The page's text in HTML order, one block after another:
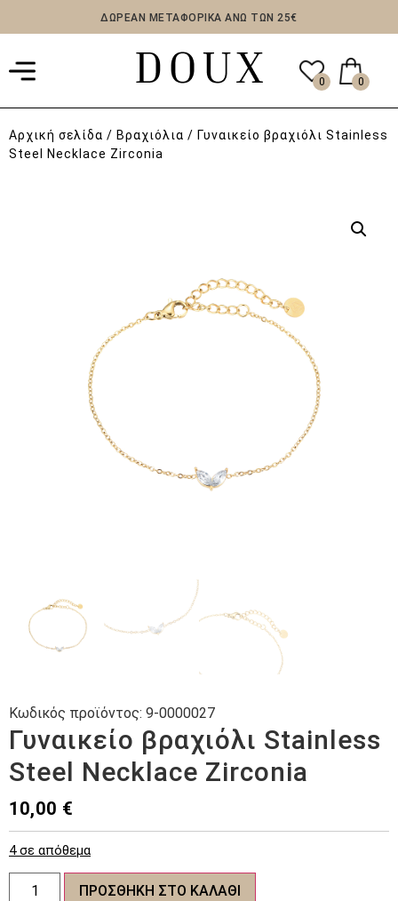
ΔΩΡΕΑΝ ΜΕΤΑΦΟΡΙΚΑ ΑΝΩ ΤΩΝ 25€
0 0
Αρχική σελίδα / Βραχιόλια / Γυναικείο βραχιόλι Stainless
Steel Necklace Zirconia
Γυναικείο βραχιόλι Stainless
Steel Necklace Zirconia
10,00 €
4 σε απόθεμα
Γυναικείο
βραχιόλι
ΠΡΟΣΘΉΚΗ ΣΤΟ ΚΑΛΆΘΙ
Κωδικός προϊόντος: 9-0000027